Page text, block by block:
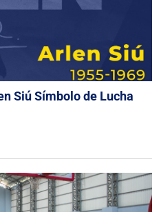
Siú Símbolo de Lucha